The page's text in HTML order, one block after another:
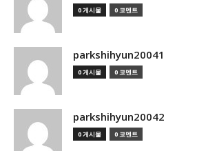
0 게시물 0 코멘트
parkshihyun20041
0 게시물 0 코멘트
parkshihyun20042
0 게시물 0 코멘트